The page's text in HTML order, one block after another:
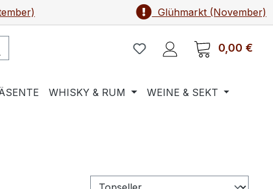
Glühmarkt (November)
0,00 €
WHISKY & RUM
WEINE & SEKT